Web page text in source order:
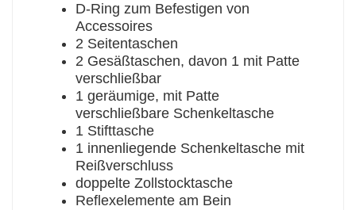
D-Ring zum Befestigen von
Accessoires
2 Seitentaschen
2 Gesäßtaschen, davon 1 mit Patte
verschließbar
1 geräumige, mit Patte
verschließbare Schenkeltasche
1 Stifttasche
1 innenliegende Schenkeltasche mit
Reißverschluss
doppelte Zollstocktasche
Reflexelemente am Bein